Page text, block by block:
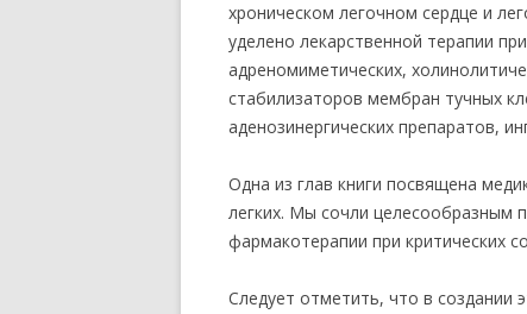
хроническом легочном сердце и
уделено лекарственной терапии
адреномиметических,
стабилизаторов мембран тучных
аденозинергических препаратов,
Одна из глав книги посвящена
легких. Мы сочли целесообразным
фармакотерапии при критических
Следует отметить, что в создании